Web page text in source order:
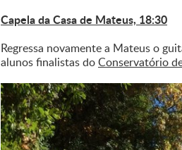
Capela da Casa de Mateus, 18:30
Regressa novamente a Mateus o
alunos finalistas doConservatório